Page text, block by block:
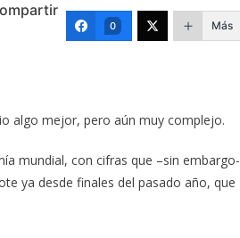
0 Más
algo mejor, pero aún muy complejo.
mundial, con cifras que –sin embargo-
ya desde finales del pasado año, que